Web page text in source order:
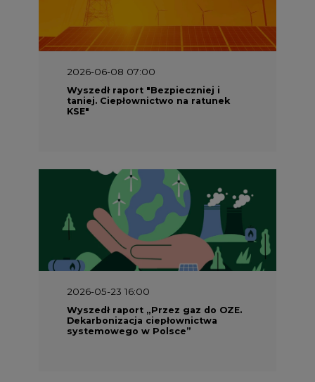
2026-06-08 07:00
Wyszedł raport "Bezpieczniej i
taniej. Ciepłownictwo na ratunek
KSE"
2026-05-23 16:00
Wyszedł raport „Przez gaz do OZE.
Dekarbonizacja ciepłownictwa
systemowego w Polsce”